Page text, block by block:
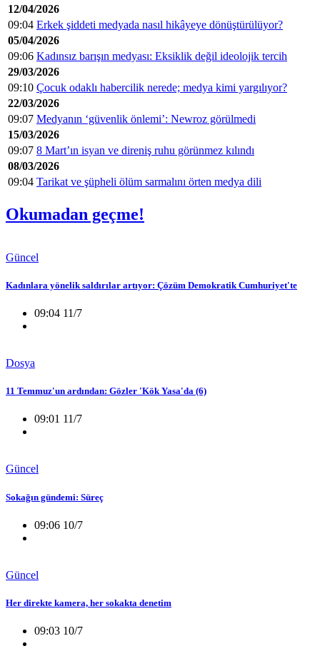
12/04/2026
09:04 Erkek şiddeti medyada nasıl hikâyeye dönüştürülüyor?
05/04/2026
09:06 Kadınsız barışın medyası: Eksiklik değil ideolojik tercih
29/03/2026
09:10 Çocuk odaklı habercilik nerede; medya kimi yargılıyor?
22/03/2026
09:07 Medyanın ‘güvenlik önlemi’: Newroz görülmedi
15/03/2026
09:07 8 Mart’ın isyan ve direniş ruhu görünmez kılındı
08/03/2026
09:04 Tarikat ve şüpheli ölüm sarmalını örten medya dili
Okumadan geçme!
Güncel
Kadınlara yönelik saldırılar artıyor: Çözüm Demokratik Cumhuriyet'te
09:04 11/7
Dosya
11 Temmuz'un ardından: Gözler 'Kök Yasa'da (6)
09:01 11/7
Güncel
Sokağın gündemi: Süreç
09:06 10/7
Güncel
Her direkte kamera, her sokakta denetim
09:03 10/7